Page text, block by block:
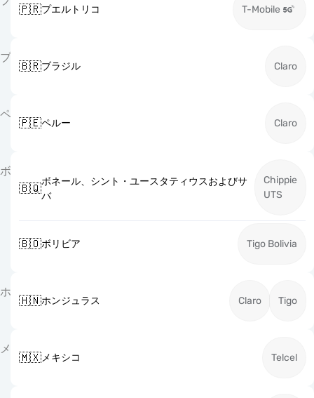
🇵🇷プエルトリコ T-Mobile
ブ
🇧🇷ブラジル Claro
ペ
🇵🇪ペルー Claro
ボ
🇧🇶
ボネール、シント・ユースタティウスおよびサ
バ
Chippie
UTS
🇧🇴ボリビア Tigo Bolivia
ホ
🇭🇳ホンジュラス Claro Tigo
メ
🇲🇽メキシコ Telcel